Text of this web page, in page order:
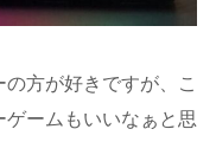
方が好きですが、こ
ームもいいなぁと思